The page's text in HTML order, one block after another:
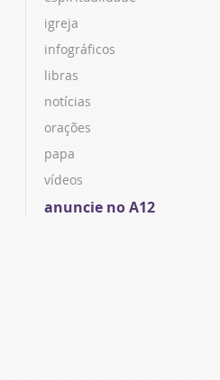
igreja
infográficos
libras
notícias
orações
papa
vídeos
anuncie no A12